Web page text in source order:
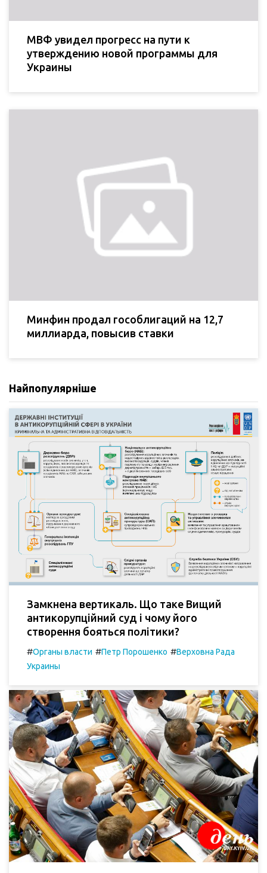
МВФ увидел прогресс на пути к
утверждению новой программы для
Украины
Минфин продал гособлигаций на 12,7
миллиарда, повысив ставки
Найпопулярніше
Замкнена вертикаль. Що таке Вищий
антикорупційний суд і чому його
створення бояться політики?
#Органы власти #Петр Порошенко #Верховна Рада
Украины